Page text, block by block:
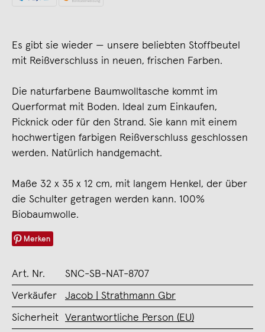
Es gibt sie wieder — unsere beliebten Stoffbeutel
mit Reißverschluss in neuen, frischen Farben.
Die naturfarbene Baumwolltasche kommt im
Querformat mit Boden. Ideal zum Einkaufen,
Picknick oder für den Strand. Sie kann mit einem
hochwertigen farbigen Reißverschluss geschlossen
werden. Natürlich handgemacht.
Maße 32 x 35 x 12 cm, mit langem Henkel, der über
die Schulter getragen werden kann. 100%
Biobaumwolle.
Merken
Art. Nr. SNC-SB-NAT-8707
Verkäufer Jacob | Strathmann Gbr
Sicherheit Verantwortliche Person (EU)